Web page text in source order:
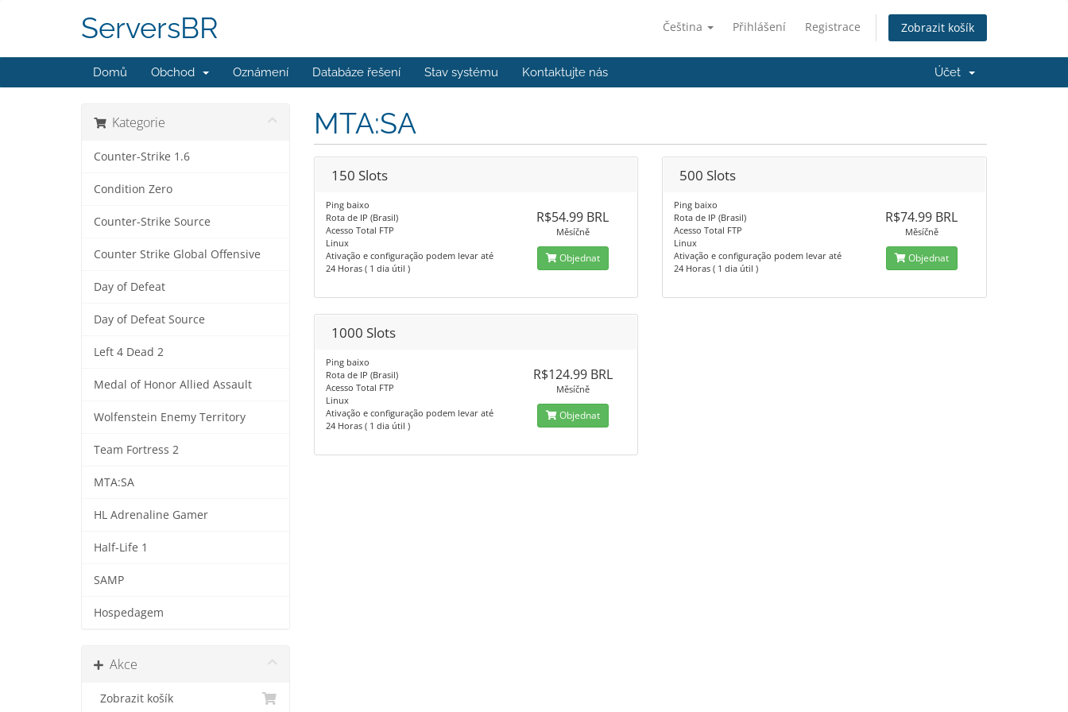
Čeština Přihlášení Registrace Zobrazit košík
ServersBR
Domů Obchod Oznámení Databáze řešení Stav systému Kontaktujte nás Účet
Kategorie
Counter-Strike 1.6
Condition Zero
Counter-Strike Source
Counter Strike Global Offensive
Day of Defeat
Day of Defeat Source
Left 4 Dead 2
Medal of Honor Allied Assault
Wolfenstein Enemy Territory
Team Fortress 2
MTA:SA
HL Adrenaline Gamer
Half-Life 1
SAMP
Hospedagem
Akce
Zobrazit košík
MTA:SA
150 Slots
Ping baixo
Rota de IP (Brasil)
Acesso Total FTP
Linux
Ativação e configuração podem levar até
24 Horas ( 1 dia útil )
R$54.99 BRL
Měsíčně
Objednat
500 Slots
Ping baixo
Rota de IP (Brasil)
Acesso Total FTP
Linux
Ativação e configuração podem levar até
24 Horas ( 1 dia útil )
R$74.99 BRL
Měsíčně
Objednat
1000 Slots
Ping baixo
Rota de IP (Brasil)
Acesso Total FTP
Linux
Ativação e configuração podem levar até
24 Horas ( 1 dia útil )
R$124.99 BRL
Měsíčně
Objednat